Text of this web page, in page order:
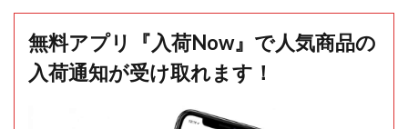
無料アプリ『入荷Now』で人気商品の
入荷通知が受け取れます！